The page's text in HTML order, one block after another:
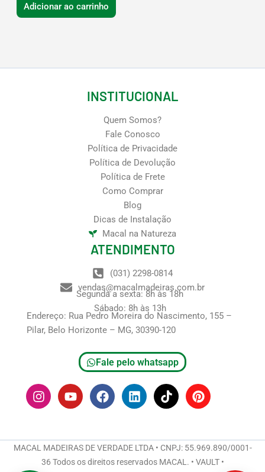
Adicionar ao carrinho
INSTITUCIONAL
Quem Somos?
Fale Conosco
Política de Privacidade
Política de Devolução
Política de Frete
Como Comprar
Blog
Dicas de Instalação
Macal na Natureza
ATENDIMENTO
(031) 2298-0814
vendas@macalmadeiras.com.br
Segunda a sexta: 8h às 18h
Sábado: 8h às 13h
Endereço: Rua Pedro Moreira do Nascimento, 155 –
Pilar, Belo Horizonte – MG, 30390-120
Fale pelo whatsapp
I
n
s
g
r
Y
o
u
b
e
F
a
c
o
o
L
i
n
d
i
T
i
k
k
P
i
n
r
e
MACAL MADEIRAS DE VERDADE LTDA • CNPJ: 55.969.890/0001-
36 Todos os direitos reservados MACAL. • VAULT •